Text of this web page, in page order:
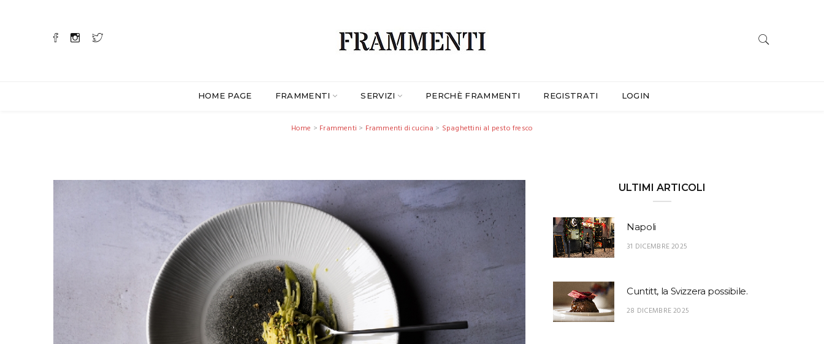
HOME PAGE FRAMMENTI SERVIZI PERCHÈ FRAMMENTI REGISTRATI LOGIN
Home > Frammenti > Frammenti di cucina > Spaghettini al pesto fresco
ULTIMI ARTICOLI
Napoli
31 DICEMBRE 2025
Cuntitt, la Svizzera possibile.
28 DICEMBRE 2025